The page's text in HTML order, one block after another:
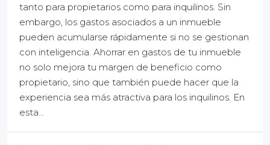
tanto para propietarios como para inquilinos. Sin
embargo, los gastos asociados a un inmueble
pueden acumularse rápidamente si no se gestionan
con inteligencia. Ahorrar en gastos de tu inmueble
no solo mejora tu margen de beneficio como
propietario, sino que también puede hacer que la
experiencia sea más atractiva para los inquilinos. En
esta...